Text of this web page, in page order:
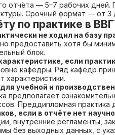
отчёта — 5–7 рабочих дней.
Срочный формат — от
по практике в
не ходил на базу
предоставить хотя бы
блок.
если
кафедры. Ряд кафедр
характеристики.
учебной и
предполагает
Преддипломная
если в отчёте нет
внутренние регламенты,
без выходных данных, с